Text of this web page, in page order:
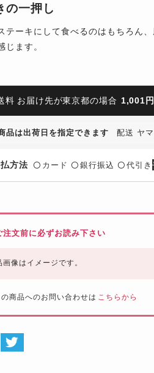
の一押し
テーキにして食べるのはもちろん
じます。
料 お届け先が東京都の場合 1,001円
品は出荷日を指定できます 配送 ヤ
方法 〇 カード 〇 銀行振込 〇 代引き
注文前に必ずお読み下さい
画像はイメージです。
の商品へのお問い合わせは こちらから